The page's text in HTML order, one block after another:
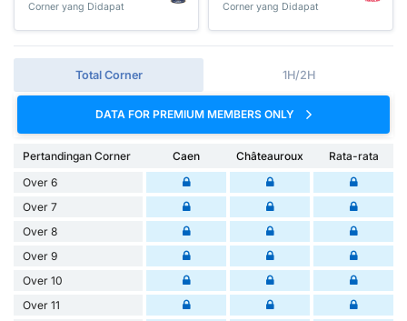
Corner yang Didapat Corner yang Didapat
Total Corner 1H/2H
DATA FOR PREMIUM MEMBERS ONLY
Pertandingan Corner Caen Châteauroux
Rata-rata
Over 6
Over 7
Over 8
Over 9
Over 10
Over 11